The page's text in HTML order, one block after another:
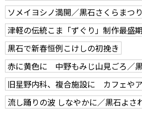
ソメイヨシノ満開／黒石さくらまつ
津軽の伝統こま「ずぐり」制作最盛
黒石で新春恒例こけしの初挽き
赤に黄色に 中野もみじ山見ごろ／
旧星野内科、複合施設に カフェや
流し踊りの波 しなやかに／黒石よさ